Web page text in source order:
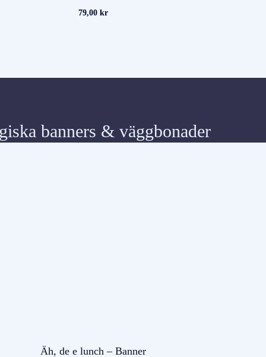
79,00 kr
banners & väggbonader
Äh, de e lunch – Banner